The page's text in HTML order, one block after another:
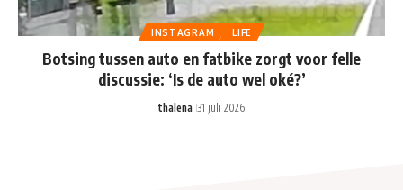
INSTAGRAM LIFE
Botsing tussen auto en fatbike zorgt voor felle
discussie: ‘Is de auto wel oké?’
thalena 31 juli 2026